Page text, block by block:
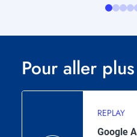
Pour aller
REPLAY
Google